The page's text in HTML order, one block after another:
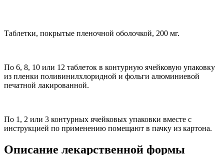
Таблетки, покрытые пленочной оболочкой, 200 мг.
По 6, 8, 10 или 12 таблеток в контурную ячейковую упаковку
из пленки поливинилхлоридной и фольги алюминиевой
печатной лакированной.
По 1, 2 или 3 контурных ячейковых упаковки вместе с
инструкцией по применению помещают в пачку из картона.
Описание лекарственной формы